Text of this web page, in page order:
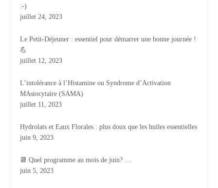
:-)
juillet 24, 2023
Le Petit-Déjeuner : essentiel pour démarrer une bonne journée !
💪
juillet 12, 2023
L’intolérance à l’Histamine ou Syndrome d’Activation
MAstocytaire (SAMA)
juillet 11, 2023
Hydrolats et Eaux Florales : plus doux que les huiles essentielles
juin 9, 2023
📆 Quel programme au mois de juin? …
juin 5, 2023